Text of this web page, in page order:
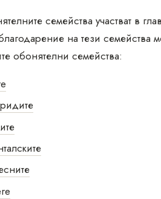
семейства участват в
на тези
обонятелни семейства: